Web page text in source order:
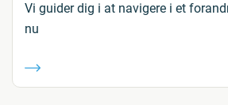
Vi guider dig i at navigere i et
nu